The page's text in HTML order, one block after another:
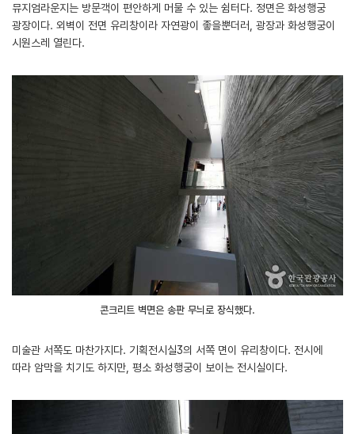
뮤지엄라운지는 방문객이 편안하게 머물 수 있는 쉼터다. 정면은 화성행궁
광장이다. 외벽이 전면 유리창이라 자연광이 좋을뿐더러, 광장과 화성행궁이
시원스레 열린다.
콘크리트 벽면은 송판 무늬로 장식했다.
미술관 서쪽도 마찬가지다. 기획전시실3의 서쪽 면이 유리창이다. 전시에
따라 암막을 치기도 하지만, 평소 화성행궁이 보이는 전시실이다.